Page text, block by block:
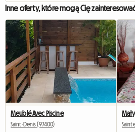
Inne oferty, które mogą Cię
Meublé Avec Piscine
Saint-Denis (97400)